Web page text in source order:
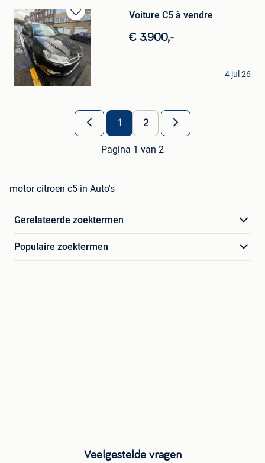
Bewaren
in
Mijn
Favorieten
Voiture C5 à vendre
€ 3.900,-
Lili
Anderlecht
4 jul 26
1 2
Pagina 1 van 2
motor citroen c5 in Auto's
Gerelateerde zoektermen
Populaire zoektermen
Veelgestelde vragen